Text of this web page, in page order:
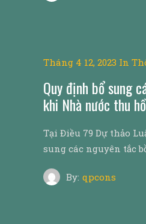
Tháng 4 12, 2023 In
Quy định bổ sung
khi Nhà nước thu
Tại Điều 79 Dự thảo
sung các nguyên tắc
By: qpcons